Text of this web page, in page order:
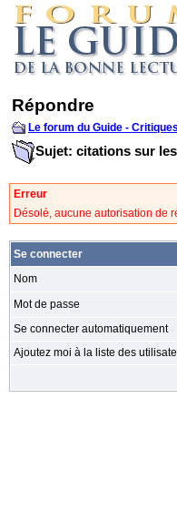
Répondre
Le forum du Guide -
Sujet: citations sur
Erreur
Désolé, aucune autorisation de
Se connecter
Nom
Mot de passe
Se connecter automatiquement
Ajoutez moi à la liste des